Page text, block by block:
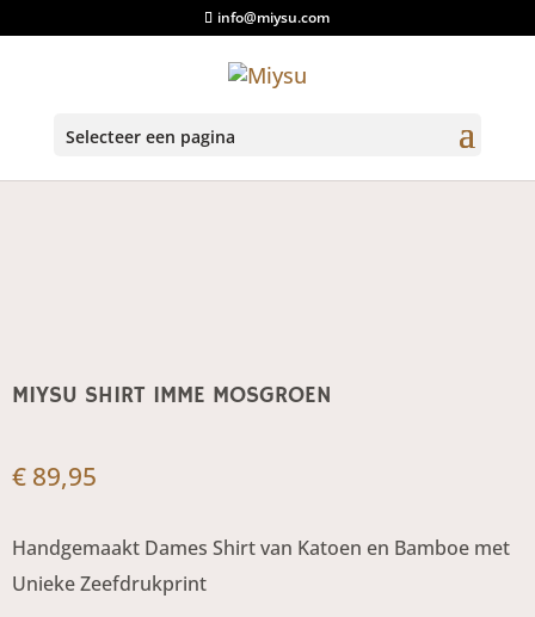
info@miysu.com
Selecteer een pagina
MIYSU SHIRT IMME MOSGROEN
€ 89,95
Handgemaakt Dames Shirt van Katoen en Bamboe met
Unieke Zeefdrukprint